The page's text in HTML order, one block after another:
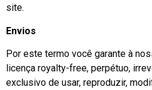
site.
Envios
Por este termo você garante à
licença royalty-free, perpétuo,
exclusivo de usar, reproduzir,